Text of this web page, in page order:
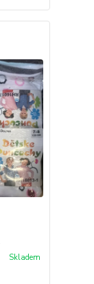
Skladem